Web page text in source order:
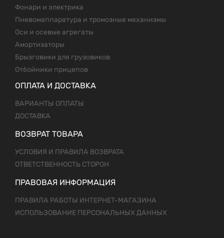
Фонари и электрика
Пневомаппаратура и тромозные механизмы
Оси и осевые агрегаты
Амортизаторы
Брызговики для грузовиков
Отбойники прицепов
ОПЛАТА И ДОСТАВКА
ВАРИАНТЫ ОПЛАТЫ
ДОСТАВКА
ВОЗВРАТ ТОВАРА
УСЛОВИЯ И ПРАВИЛА ВОЗВРАТА
ОТВЕТСТВЕННОСТЬ СТОРОН
ПРАВОВАЯ ИНФОРМАЦИЯ
ПРАВИЛА РАБОТЫ ИНТЕРНЕТ-МАГАЗИНА
ИСПОЛЬЗОВАНИЕ ПЕРСОНАЛЬНЫХ ДАННЫХ